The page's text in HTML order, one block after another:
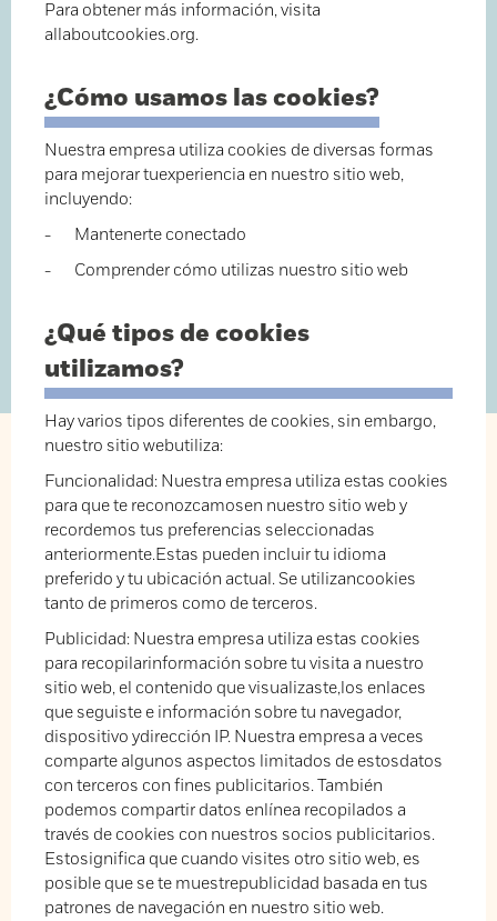
Para obtener más información, visita
allaboutcookies.org.
¿Cómo usamos las cookies?
Nuestra empresa utiliza cookies de diversas formas
para mejorar tuexperiencia en nuestro sitio web,
incluyendo:
- Mantenerte conectado
- Comprender cómo utilizas nuestro sitio web
¿Qué tipos de cookies
utilizamos?
Hay varios tipos diferentes de cookies, sin embargo,
nuestro sitio webutiliza:
Funcionalidad: Nuestra empresa utiliza estas cookies
para que te reconozcamosen nuestro sitio web y
recordemos tus preferencias seleccionadas
anteriormente.Estas pueden incluir tu idioma
preferido y tu ubicación actual. Se utilizancookies
tanto de primeros como de terceros.
Publicidad: Nuestra empresa utiliza estas cookies
para recopilarinformación sobre tu visita a nuestro
sitio web, el contenido que visualizaste,los enlaces
que seguiste e información sobre tu navegador,
dispositivo ydirección IP. Nuestra empresa a veces
comparte algunos aspectos limitados de estosdatos
con terceros con fines publicitarios. También
podemos compartir datos enlínea recopilados a
través de cookies con nuestros socios publicitarios.
Estosignifica que cuando visites otro sitio web, es
posible que se te muestrepublicidad basada en tus
patrones de navegación en nuestro sitio web.